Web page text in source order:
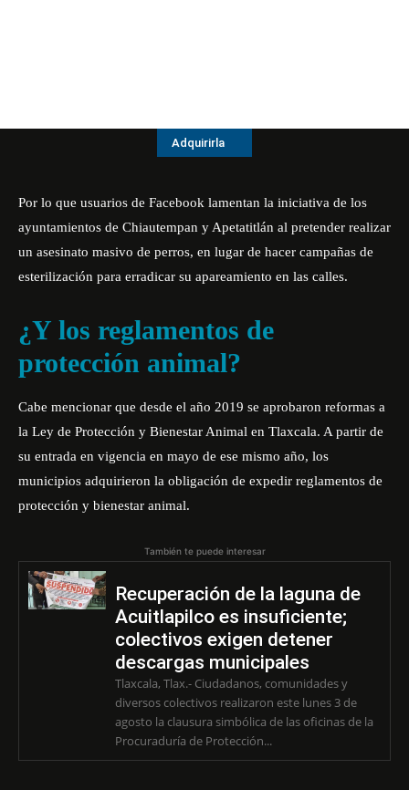
Adquirirla
Por lo que usuarios de Facebook lamentan la iniciativa de los
ayuntamientos de Chiautempan y Apetatitlán al pretender realizar
un asesinato masivo de perros, en lugar de hacer campañas de
esterilización para erradicar su apareamiento en las calles.
¿Y los reglamentos de
protección animal?
Cabe mencionar que desde el año 2019 se aprobaron reformas a
la Ley de Protección y Bienestar Animal en Tlaxcala. A partir de
su entrada en vigencia en mayo de ese mismo año, los
municipios adquirieron la obligación de expedir reglamentos de
protección y bienestar animal.
También te puede interesar
Recuperación de la laguna de
Acuitlapilco es insuficiente;
colectivos exigen detener
descargas municipales
Tlaxcala, Tlax.- Ciudadanos, comunidades y
diversos colectivos realizaron este lunes 3 de
agosto la clausura simbólica de las oficinas de la
Procuraduría de Protección...